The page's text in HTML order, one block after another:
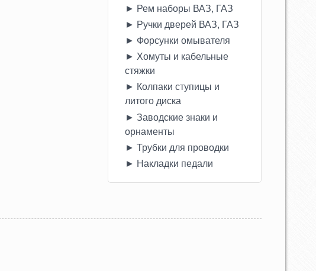
► Рем наборы ВАЗ, ГАЗ
► Ручки дверей ВАЗ, ГАЗ
► Форсунки омывателя
► Хомуты и кабельные
стяжки
► Колпаки ступицы и
литого диска
► Заводские знаки и
орнаменты
► Трубки для проводки
► Накладки педали